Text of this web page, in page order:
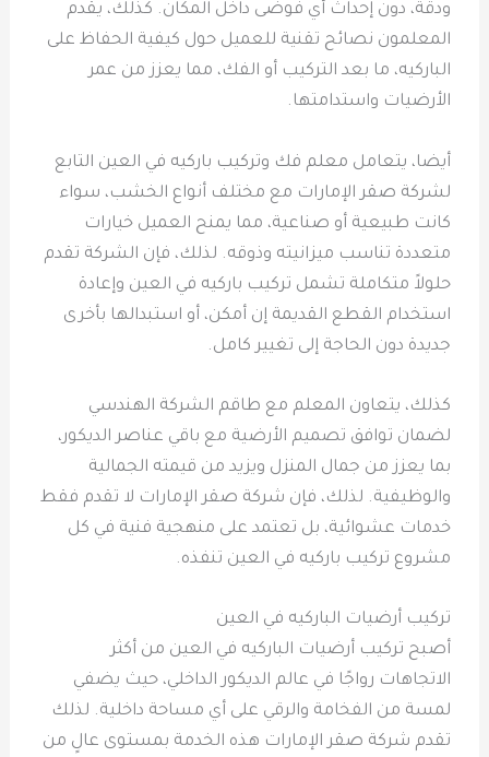
ودقة، دون إحداث أي فوضى داخل المكان. كذلك، يقدم
المعلمون نصائح تقنية للعميل حول كيفية الحفاظ على
الباركيه، ما بعد التركيب أو الفك، مما يعزز من عمر
الأرضيات واستدامتها.
أيضا، يتعامل معلم فك وتركيب باركيه في العين التابع
لشركة صقر الإمارات مع مختلف أنواع الخشب، سواء
كانت طبيعية أو صناعية، مما يمنح العميل خيارات
متعددة تناسب ميزانيته وذوقه. لذلك، فإن الشركة تقدم
حلولاً متكاملة تشمل تركيب باركيه في العين وإعادة
استخدام القطع القديمة إن أمكن، أو استبدالها بأخرى
جديدة دون الحاجة إلى تغيير كامل.
كذلك، يتعاون المعلم مع طاقم الشركة الهندسي
لضمان توافق تصميم الأرضية مع باقي عناصر الديكور،
بما يعزز من جمال المنزل ويزيد من قيمته الجمالية
والوظيفية. لذلك، فإن شركة صقر الإمارات لا تقدم فقط
خدمات عشوائية، بل تعتمد على منهجية فنية في كل
مشروع تركيب باركيه في العين تنفذه.
تركيب أرضيات الباركيه في العين
أصبح تركيب أرضيات الباركيه في العين من أكثر
الاتجاهات رواجًا في عالم الديكور الداخلي، حيث يضفي
لمسة من الفخامة والرقي على أي مساحة داخلية. لذلك
تقدم شركة صقر الإمارات هذه الخدمة بمستوى عالٍ من